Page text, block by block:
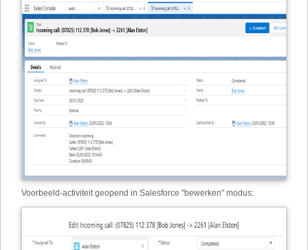
Voorbeeld-activiteit geopend in Salesforce "bewerken" modus: